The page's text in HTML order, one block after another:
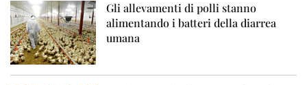
Gli allevamenti di polli stanno
alimentando i batteri della diarrea
umana